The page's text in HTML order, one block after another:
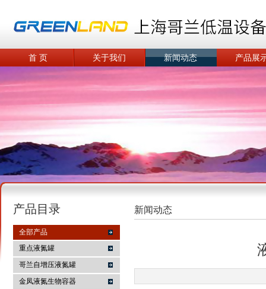
首 页 关于我们 新闻动态 产品展
产品目录
全部产品
重点液氮罐
哥兰自增压液氮罐
金凤液氮生物容器
新闻动态